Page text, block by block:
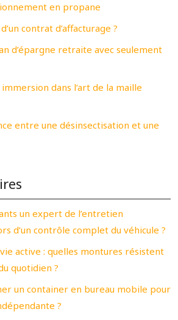
en propane
contrat d’affacturage ?
d’épargne retraite avec seulement
dans l’art de la maille
entre une désinsectisation et une
un expert de l’entretien
d’un contrôle complet du véhicule ?
active : quelles montures résistent
quotidien ?
un container en bureau mobile pour
?